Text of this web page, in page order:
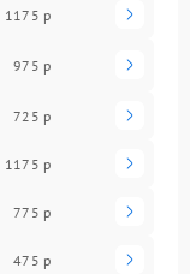
1175 р
975 р
725 р
1175 р
775 р
475 р